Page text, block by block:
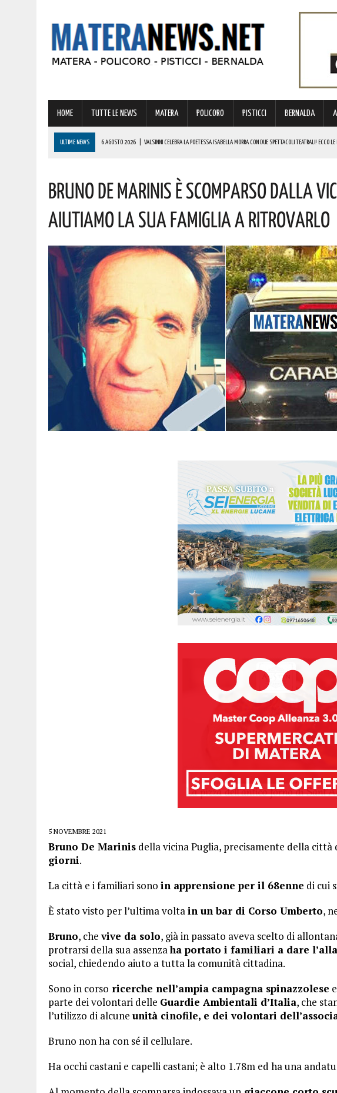
HOME TUTTE LE NEWS MATERA POLICORO PISTICCI BERNALDA
ULTIME NEWS 6 AGOSTO 2026 VALSINNI CELEBRA LA POETESSA ISABELLA MORRA CON DUE SPETTACOLI TEATRALI! ECCO LE
PER IL GRAVE INCENDIO IN BASILICATA, CARABINIERI FORESTALI DENUNCIANO UN 63ENNE. I DETTAGLI
6 AGOSTO 2026 | BONUS ASSUNZIONE PER MADRI DI ALMENO TRE FIGLI: ECCO I REQUISITI
6 AGOSTO 2026 | TORNA IL ‘METAPONTO BEACH FESTIVAL’ E COME SEMPRE LA MUSICA REGGAE FARÀ DA PROTAGONISTA. I DETTAGLI
Bruno De Marinis È Scomparso Dalla
Aiutiamo La Sua Famiglia A Ritrovarlo
5 NOVEMBRE 2021
Bruno De Marinis della vicina Puglia, precisamente della città
giorni.
La città e i familiari sono in apprensione per il 68enne di cui
È stato visto per l’ultima voltain un bar di Corso Umberto,
Bruno, chevive da solo, già in passato aveva scelto di
protrarsi della sua assenzaha portato i familiari a dare
social, chiedendo aiuto a tutta la comunità cittadina.
Sono in corso ricerche nell’ampia campagna spinazzolese
parte dei volontari delle Guardie Ambientali d’Italia, che
l’utilizzo di alcune unità cinofile, e dei volontari
Bruno non ha con sé il cellulare.
Ha occhi castani e capelli castani; è alto 1.78m ed ha una